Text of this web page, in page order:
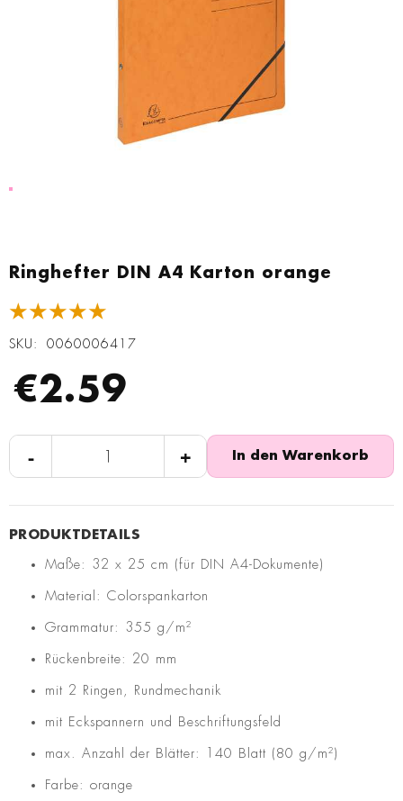
Ringhefter DIN A4 Karton orange
★★★★★
SKU 0060006417
€2.59
- + In den Warenkorb
Maße: 32 x 25 cm (für DIN A4-Dokumente)
Material: Colorspankarton
Grammatur: 355 g/m²
Rückenbreite: 20 mm
mit 2 Ringen, Rundmechanik
mit Eckspannern und Beschriftungsfeld
max. Anzahl der Blätter: 140 Blatt (80 g/m²)
Farbe: orange
Anfang
Bildgalerie